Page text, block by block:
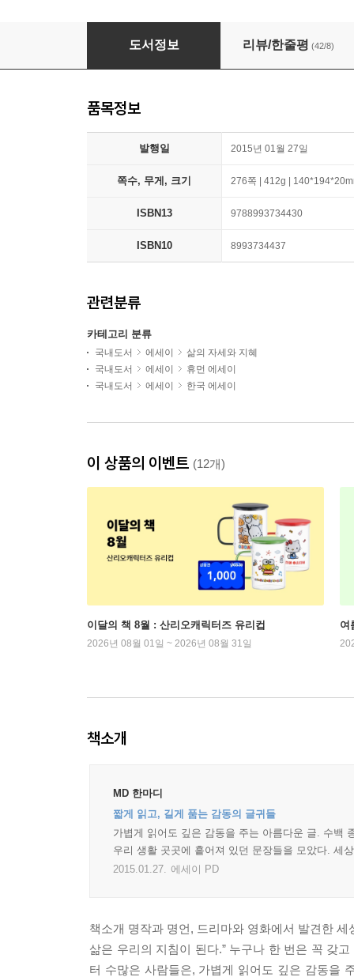
열두 마음
도서정보 리뷰/한줄평 (42/8)
품목정보
발행일 2015년 01월 27일
쪽수, 무게, 크기 276쪽 | 412g |
ISBN13 9788993734430
ISBN10 8993734437
관련분류
카테고리 분류
국내도서 에세이
삶의 자세와 지혜
국내도서
에세이
휴먼 에세이
국내도서
에세이 한국 에세이
이 상품의 이벤트 (12개)
이달의 책 8월 : 산리오캐릭터즈 유리컵
2026년 08월 01일 ~ 2026년 08월 31일
여
책소개
MD 한마디
짧게 읽고, 길게 품는 감동의 글귀들
가볍게 읽어도 깊은 감동을 주는 아름다운 글. 수백
우리 생활 곳곳에 흩어져 있던 문장들을 모았다. 세
2015.01.27. 에세이 PD
책소개 명작과 명언, 드리마와 영화에서 발견한
삶은 우리의 지침이 된다.” 누구나 한 번은 꼭 갖
터 수많은 사람들은, 가볍게 읽어도 깊은 감동을